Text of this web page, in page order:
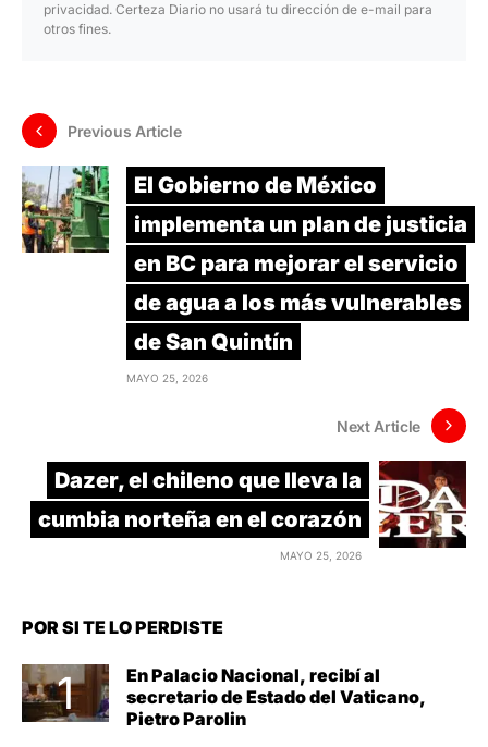
privacidad. Certeza Diario no usará tu dirección de e-mail para
otros fines.
Previous Article
El Gobierno de México
implementa un plan de justicia
en BC para mejorar el servicio
de agua a los más vulnerables
de San Quintín
MAYO 25, 2026
Next Article
Dazer, el chileno que lleva la
cumbia norteña en el corazón
MAYO 25, 2026
POR SI TE LO PERDISTE
En Palacio Nacional, recibí al
secretario de Estado del Vaticano,
Pietro Parolin